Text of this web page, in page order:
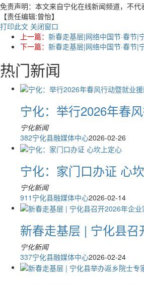
免责声明：本文来自宁化在线新闻频道，不代
【责任编辑:曾怡】
打印此文 关闭窗口
上一篇： 新春走基层|网络中国节·春节|
下一篇： 新春走基层|网络中国节·春节
热门新闻
宁化：举行2026年春
宁化新闻
382宁化县融媒体中心2026-02-26
宁化：家门口办证 心
宁化新闻
911 宁化县融媒体中心2026-02-14
新春走基层 | 宁化县
宁化新闻
337宁化县融媒体中心2026-02-24